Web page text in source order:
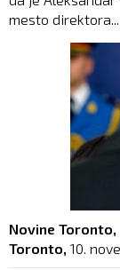
mesto direktora...
Novine
Toronto, 10.